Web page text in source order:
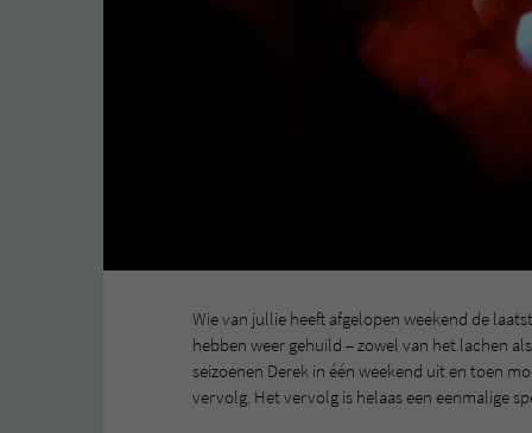
Wie van jullie heeft afgelopen weekend de
hebben weer gehuild – zowel van het lachen
seizoenen Derek in één weekend uit en toen
vervolg. Het vervolg is helaas een eenmalige